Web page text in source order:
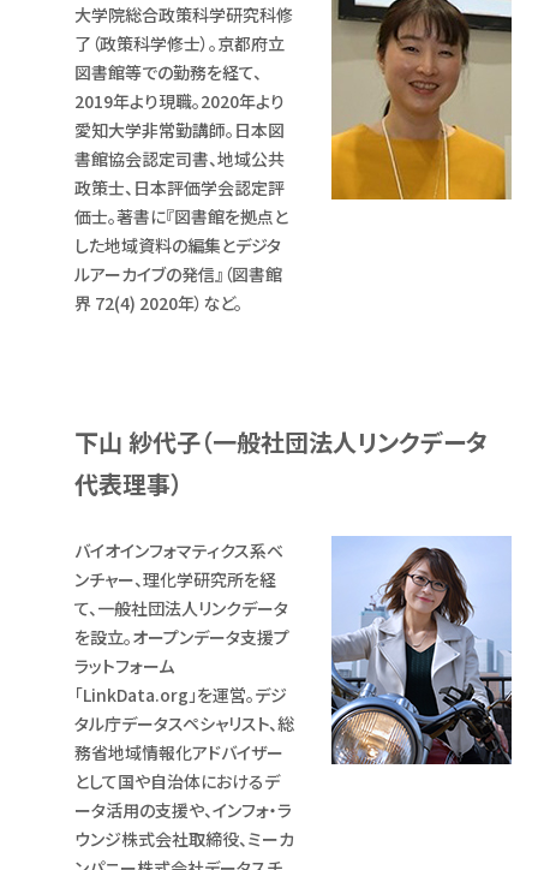
大学院総合政策科学研究科修
了（政策科学修士）。京都府立
図書館等での勤務を経て、
2019年より現職。2020年より
愛知大学非常勤講師。日本図
書館協会認定司書、地域公共
政策士、日本評価学会認定評
価士。著書に『図書館を拠点と
した地域資料の編集とデジタ
ルアーカイブの発信』（図書館
界 72(4) 2020年）など。
下山 紗代子（一般社団法人リンクデータ
代表理事）
バイオインフォマティクス系ベ
ンチャー、理化学研究所を経
て、一般社団法人リンクデータ
を設立。オープンデータ支援プ
ラットフォーム
「LinkData.org」を運営。デジ
タル庁データスペシャリスト、総
務省地域情報化アドバイザー
として国や自治体におけるデ
ータ活用の支援や、インフォ・ラ
ウンジ株式会社取締役、ミーカ